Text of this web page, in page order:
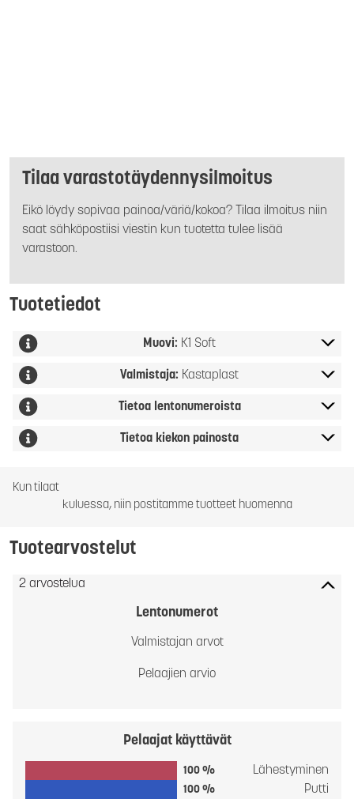
Tilaa varastotäydennysilmoitus
Eikö löydy sopivaa painoa/väriä/kokoa? Tilaa ilmoitus niin
saat sähköpostiisi viestin kun tuotetta tulee lisää
varastoon.
Tuotetiedot
Muovi: K1 Soft
Valmistaja: Kastaplast
Tietoa lentonumeroista
Tietoa kiekon painosta
Kun tilaat
kuluessa, niin postitamme tuotteet huomenna
Tuotearvostelut
2 arvostelua
Lentonumerot
Valmistajan arvot
Pelaajien arvio
Pelaajat käyttävät
100 % Lähestyminen
100 % Putti